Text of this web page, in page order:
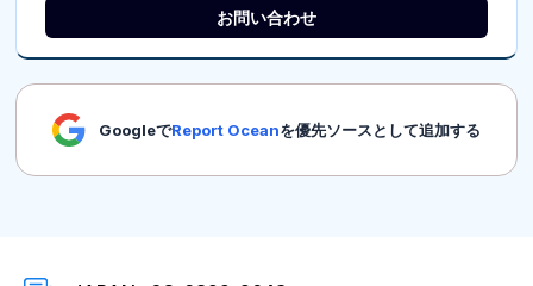
お問い合わせ
GoogleでReport Oceanを優先ソースとして追加する